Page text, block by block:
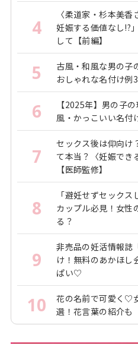
4
〈柔道家・杉本美
妊娠する価値なし!?
して【前編】
5
古風・和風な男の子
おしゃれな名付け例
6
【2025年】男の子
風・かっこいい名付
7
セックス後は仰向け
て本当？〈妊娠でき
【医師監修】
8
「避妊せずセックス
カップル必見！女性
る？
9
非売品の妊活情報誌
け！無料のあかほし
ぱい♡
10
花の名前で可愛く♡
選！花言葉の紹介も